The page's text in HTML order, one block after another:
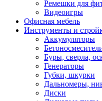
Ремешки для
Видеоигры
Офисная мебель
Инструменты и
Аккумуляторы
Буры, сверла,
Генераторы
Губки, шкурки
Дальномеры,
Диски